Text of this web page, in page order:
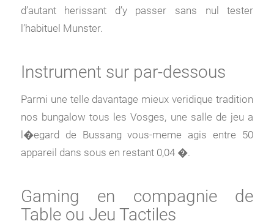
d’autant herissant d’y passer sans nul tester
l’habituel Munster.
Instrument sur par-dessous
Parmi une telle davantage mieux veridique tradition
nos bungalow tous les Vosges, une salle de jeu a
l�egard de Bussang vous-meme agis entre 50
appareil dans sous en restant 0,04 �.
Gaming en compagnie de
Table ou Jeu Tactiles